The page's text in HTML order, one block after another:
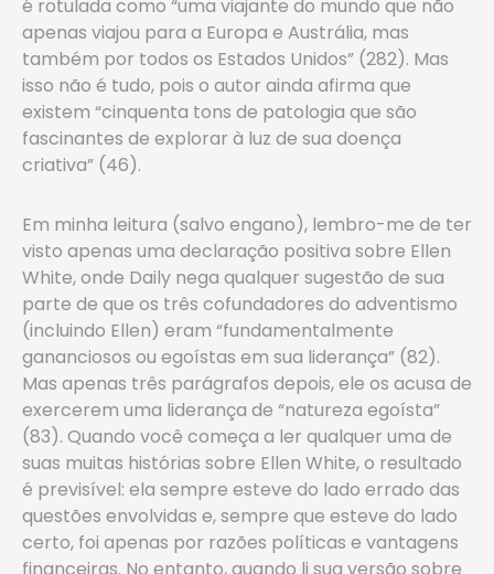
é rotulada como “uma viajante do mundo que não
apenas viajou para a Europa e Austrália, mas
também por todos os Estados Unidos” (282). Mas
isso não é tudo, pois o autor ainda afirma que
existem “cinquenta tons de patologia que são
fascinantes de explorar à luz de sua doença
criativa” (46).
Em minha leitura (salvo engano), lembro-me de ter
visto apenas uma declaração positiva sobre Ellen
White, onde Daily nega qualquer sugestão de sua
parte de que os três cofundadores do adventismo
(incluindo Ellen) eram “fundamentalmente
gananciosos ou egoístas em sua liderança” (82).
Mas apenas três parágrafos depois, ele os acusa de
exercerem uma liderança de “natureza egoísta”
(83). Quando você começa a ler qualquer uma de
suas muitas histórias sobre Ellen White, o resultado
é previsível: ela sempre esteve do lado errado das
questões envolvidas e, sempre que esteve do lado
certo, foi apenas por razões políticas e vantagens